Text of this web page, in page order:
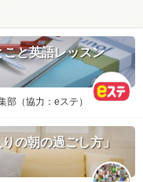
と英語レッスン
部（協力：eステ）
の朝の過ごし方」